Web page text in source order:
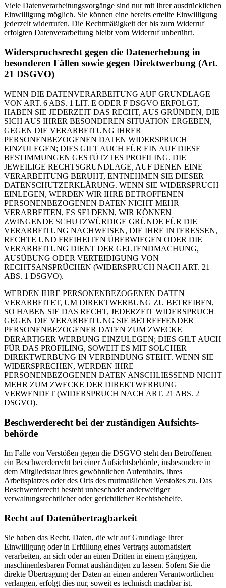
Viele Datenverarbeitungsvorgänge sind nur mit Ihrer ausdrücklichen
Einwilligung möglich. Sie können eine bereits erteilte Einwilligung
jederzeit widerrufen. Die Rechtmäßigkeit der bis zum Widerruf
erfolgten Datenverarbeitung bleibt vom Widerruf unberührt.
Widerspruchsrecht gegen die Datenerhebung in
besonderen Fällen sowie gegen Direktwerbung (Art.
21 DSGVO)
WENN DIE DATENVERARBEITUNG AUF GRUNDLAGE
VON ART. 6 ABS. 1 LIT. E ODER F DSGVO ERFOLGT,
HABEN SIE JEDERZEIT DAS RECHT, AUS GRÜNDEN, DIE
SICH AUS IHRER BESONDEREN SITUATION ERGEBEN,
GEGEN DIE VERARBEITUNG IHRER
PERSONENBEZOGENEN DATEN WIDERSPRUCH
EINZULEGEN; DIES GILT AUCH FÜR EIN AUF DIESE
BESTIMMUNGEN GESTÜTZTES PROFILING. DIE
JEWEILIGE RECHTSGRUNDLAGE, AUF DENEN EINE
VERARBEITUNG BERUHT, ENTNEHMEN SIE DIESER
DATENSCHUTZERKLÄRUNG. WENN SIE WIDERSPRUCH
EINLEGEN, WERDEN WIR IHRE BETROFFENEN
PERSONENBEZOGENEN DATEN NICHT MEHR
VERARBEITEN, ES SEI DENN, WIR KÖNNEN
ZWINGENDE SCHUTZWÜRDIGE GRÜNDE FÜR DIE
VERARBEITUNG NACHWEISEN, DIE IHRE INTERESSEN,
RECHTE UND FREIHEITEN ÜBERWIEGEN ODER DIE
VERARBEITUNG DIENT DER GELTENDMACHUNG,
AUSÜBUNG ODER VERTEIDIGUNG VON
RECHTSANSPRÜCHEN (WIDERSPRUCH NACH ART. 21
ABS. 1 DSGVO).
WERDEN IHRE PERSONENBEZOGENEN DATEN
VERARBEITET, UM DIREKTWERBUNG ZU BETREIBEN,
SO HABEN SIE DAS RECHT, JEDERZEIT WIDERSPRUCH
GEGEN DIE VERARBEITUNG SIE BETREFFENDER
PERSONENBEZOGENER DATEN ZUM ZWECKE
DERARTIGER WERBUNG EINZULEGEN; DIES GILT AUCH
FÜR DAS PROFILING, SOWEIT ES MIT SOLCHER
DIREKTWERBUNG IN VERBINDUNG STEHT. WENN SIE
WIDERSPRECHEN, WERDEN IHRE
PERSONENBEZOGENEN DATEN ANSCHLIESSEND NICHT
MEHR ZUM ZWECKE DER DIREKTWERBUNG
VERWENDET (WIDERSPRUCH NACH ART. 21 ABS. 2
DSGVO).
Beschwerde­recht bei der zuständigen Aufsichts­
behörde
Im Falle von Verstößen gegen die DSGVO steht den Betroffenen
ein Beschwerderecht bei einer Aufsichtsbehörde, insbesondere in
dem Mitgliedstaat ihres gewöhnlichen Aufenthalts, ihres
Arbeitsplatzes oder des Orts des mutmaßlichen Verstoßes zu. Das
Beschwerderecht besteht unbeschadet anderweitiger
verwaltungsrechtlicher oder gerichtlicher Rechtsbehelfe.
Recht auf Daten­übertrag­barkeit
Sie haben das Recht, Daten, die wir auf Grundlage Ihrer
Einwilligung oder in Erfüllung eines Vertrags automatisiert
verarbeiten, an sich oder an einen Dritten in einem gängigen,
maschinenlesbaren Format aushändigen zu lassen. Sofern Sie die
direkte Übertragung der Daten an einen anderen Verantwortlichen
verlangen, erfolgt dies nur, soweit es technisch machbar ist.